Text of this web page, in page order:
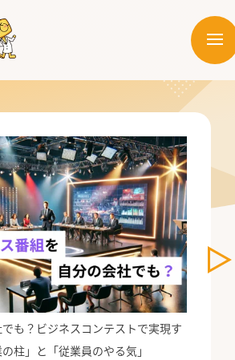
メ
ービス
も？ビジネスコンテストで実現す
柱」と「従業員のやる気」